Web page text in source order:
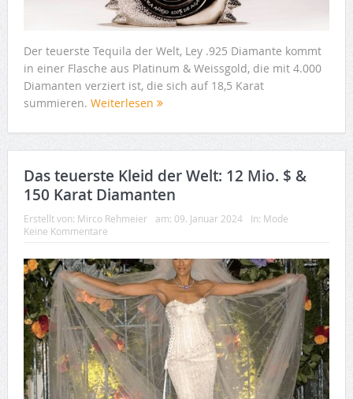
Der teuerste Tequila der Welt, Ley .925 Diamante kommt
in einer Flasche aus Platinum & Weissgold, die mit 4.000
Diamanten verziert ist, die sich auf 18,5 Karat
summieren. Weiterlesen
Das teuerste Kleid der Welt: 12 Mio. $ &
150 Karat Diamanten
Erstellt von: Mirco Rehmeier am: 09. Januar 2024 In: Mode
Keine Kommentare